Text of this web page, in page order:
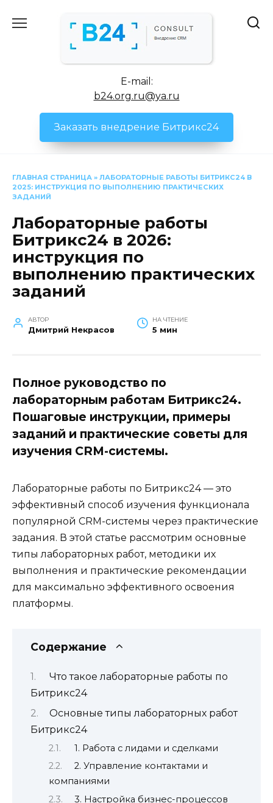
E-mail:
b24.org.ru@ya.ru
Заказать внедрение Битрикс24
ГЛАВНАЯ СТРАНИЦА » ЛАБОРАТОРНЫЕ РАБОТЫ БИТРИКС24 В
2025: ИНСТРУКЦИЯ ПО ВЫПОЛНЕНИЮ ПРАКТИЧЕСКИХ
ЗАДАНИЙ
Лабораторные работы
Битрикс24 в 2026:
инструкция по
выполнению практических
заданий
АВТОР
Дмитрий Некрасов
НА ЧТЕНИЕ
5 мин
Полное руководство по
лабораторным работам Битрикс24.
Пошаговые инструкции, примеры
заданий и практические советы для
изучения CRM-системы.
Лабораторные работы по Битрикс24 — это
эффективный способ изучения функционала
популярной CRM-системы через практические
задания. В этой статье рассмотрим основные
типы лабораторных работ, методики их
выполнения и практические рекомендации
для максимально эффективного освоения
платформы.
Содержание
Что такое лабораторные работы по
Битрикс24
Основные типы лабораторных работ
Битрикс24
1. Работа с лидами и сделками
2. Управление контактами и
компаниями
3. Настройка бизнес-процессов